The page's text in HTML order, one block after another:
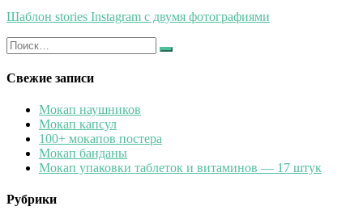
Шаблон stories Instagram с двумя фотографиями
Искать:
Найти
Свежие записи
Мокап наушников
Мокап капсул
100+ мокапов постера
Мокап банданы
Мокап упаковки таблеток и витаминов — 17 штук
Рубрики